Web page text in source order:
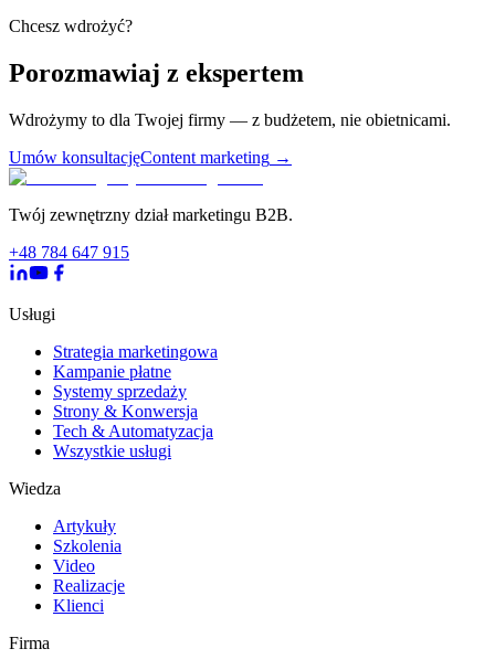
Chcesz wdrożyć?
Porozmawiaj z ekspertem
Wdrożymy to dla Twojej firmy — z budżetem, nie obietnicami.
Umów konsultacjęContent marketing →
Twój zewnętrzny dział marketingu B2B.
+48 784 647 915
Usługi
Strategia marketingowa
Kampanie płatne
Systemy sprzedaży
Strony & Konwersja
Tech & Automatyzacja
Wszystkie usługi
Wiedza
Artykuły
Szkolenia
Video
Realizacje
Klienci
Firma